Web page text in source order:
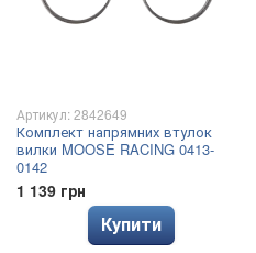
Артикул: 2842649
Комплект напрямних втулок
вилки MOOSE RACING 0413-
0142
1 139 грн
Купити